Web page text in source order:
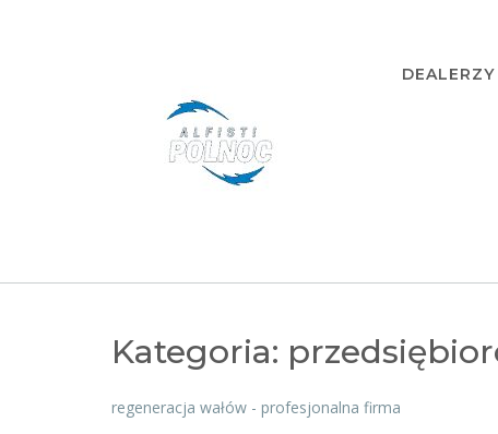
DEALERZY
Kategoria:
regeneracja wałów - profesjonalna firma